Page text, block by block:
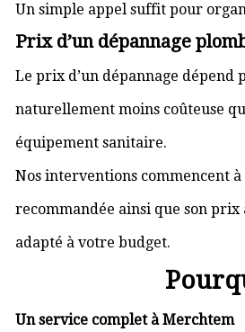
Un simple appel suffit pour
Prix d’un dépannage
Le prix d’un dépannage dépend
naturellement moins coûteuse
équipement sanitaire.
Nos interventions commencent
recommandée ainsi que son
adapté à votre budget.
Un service complet à Merchtem